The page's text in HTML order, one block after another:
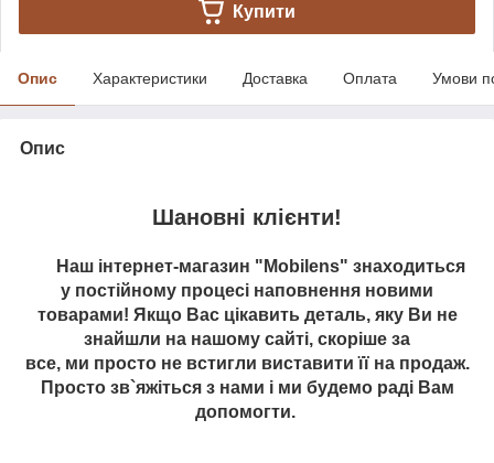
Купити
Опис Характеристики Доставка Оплата Умови
Опис
Шановні клієнти!
Наш інтернет-магазин "Mobilens" знаходиться
у постійному процесі наповнення новими
товарами! Якщо Вас цікавить деталь, яку Ви не
знайшли на нашому сайті, скоріше за
все, ми просто не встигли виставити її на продаж.
Просто зв`яжіться з нами і ми будемо раді Вам
допомогти.